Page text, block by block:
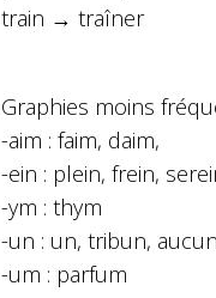
train → traîner
Graphies moins
-aim : faim, daim,
-ein : plein, frein,
-ym : thym
-un : un, tribun,
-um : parfum